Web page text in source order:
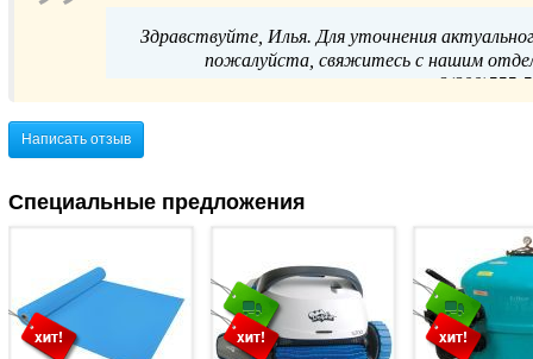
Здравствуйте, Илья. Для уточнения
пожалуйста, свяжитесь с нашим
8(800)555-
Написать отзыв
Специальные предложения